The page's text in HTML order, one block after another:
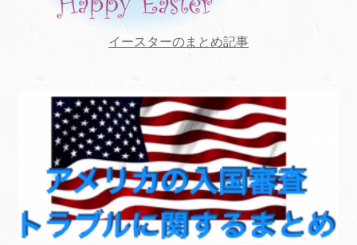
イースターのまとめ記事